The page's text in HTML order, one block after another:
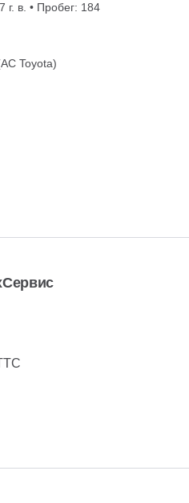
г. в. • Пробег: 184
Toyota)